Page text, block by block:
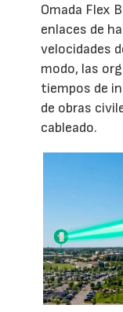
Omada Flex
enlaces de
velocidades
modo, las
tiempos de
de obras
cableado.